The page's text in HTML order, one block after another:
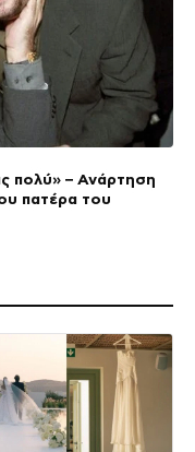
πολύ» – Ανάρτηση
πατέρα του